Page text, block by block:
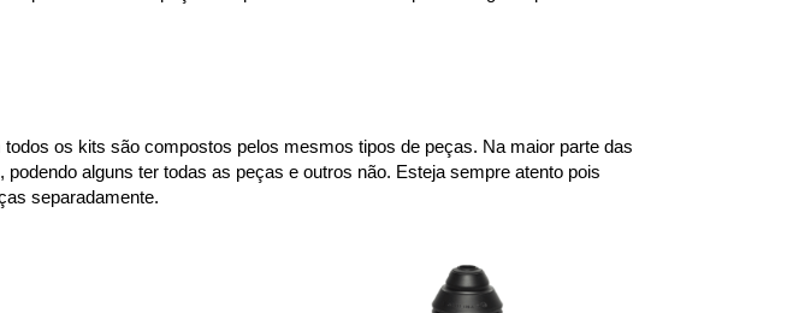
os kits são compostos pelos mesmos tipos de peças. Na maior parte das
alguns ter todas as peças e outros não. Esteja sempre atento pois
separadamente.